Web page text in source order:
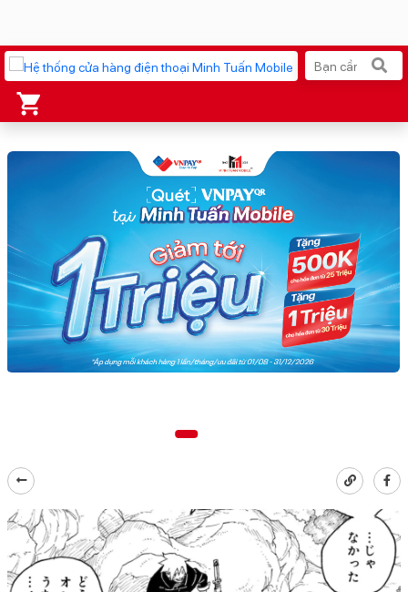
iPhone 17 Pro Max MacBook Neo giá tốt
AirTag 2 Mới Galaxy Z8 Series
AirPods 4 OPPO Reno16
Apple Watch S11 Ốp lưng Pitaka
Osmo Pocket 4 Ốp lưng Apple
Loa Marshall Cốc sạc Apple